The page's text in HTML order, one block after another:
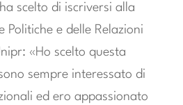
scelto di iscriversi alla
Politiche e delle Relazioni
«Ho scelto questa
sempre interessato di
ed ero appassionato